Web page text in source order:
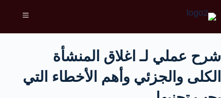
شرح عملي لـ اغلاق المنشأة
الكلى والجزئي وأهم الأخطاء التي